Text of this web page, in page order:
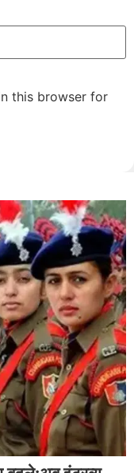
this browser for